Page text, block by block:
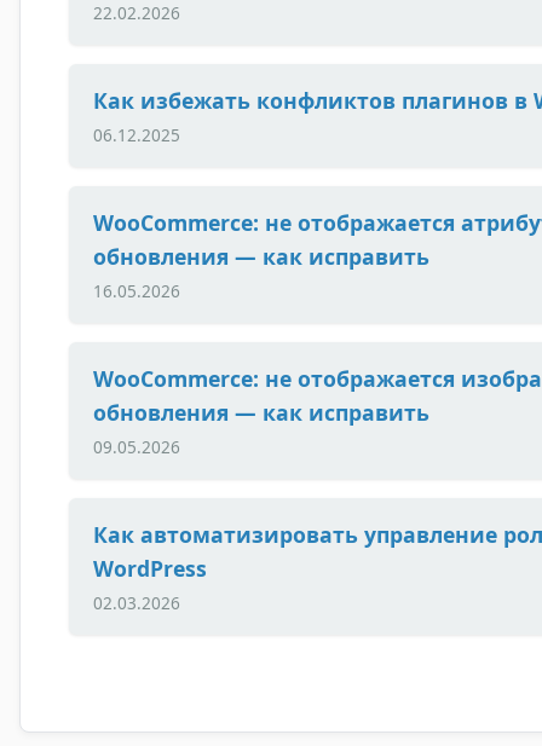
22.02.2026
Как избежать конфликтов плагинов в
06.12.2025
WooCommerce: не отображается
обновления — как исправить
16.05.2026
WooCommerce: не отображается
обновления — как исправить
09.05.2026
Как автоматизировать управление
WordPress
02.03.2026